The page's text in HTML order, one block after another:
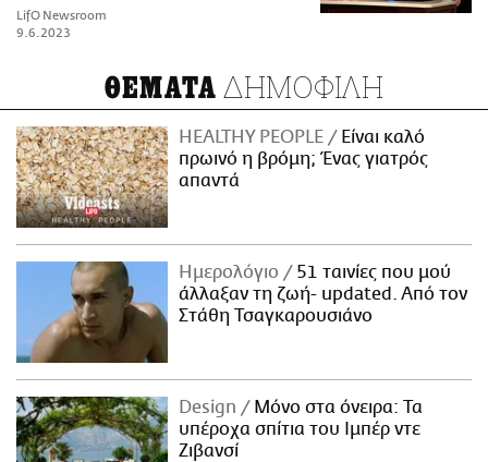
LifO Newsroom
9.6.2023
ΘΕΜΑΤΑ ΔΗΜΟΦΙΛΗ
HEALTHY PEOPLE
Είναι καλό
πρωινό η βρόμη; Ένας γιατρός
απαντά
Ημερολόγιο
51 ταινίες που μού
άλλαξαν τη ζωή- updated. Aπό τον
Στάθη Τσαγκαρουσιάνο
Design
Μόνο στα όνειρα: Τα
υπέροχα σπίτια του Ιμπέρ ντε
Ζιβανσί